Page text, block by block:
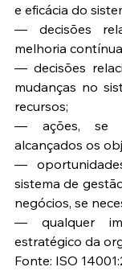
e eficácia do
— decisões
melhoria
— decisões
mudanças no
recursos;
— ações, se
alcançados os
—
sistema de
negócios, se
— qualquer
estratégico da
Fonte: ISO